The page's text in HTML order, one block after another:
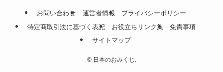
お問い合わせ 運営者情報
プライバシーポリシー
特定商取引法に基づく表記
お役立ちリンク集
免責事項
サイトマップ
©日本のおみくじ.